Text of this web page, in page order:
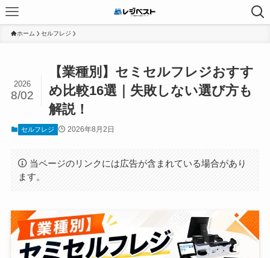
ホーム セルフレジ
【業種別】セミセルフレジおすす
め比較16選｜失敗しない選び方も
解説！
2026
8/02
セルフレジ 2026年8月2日
当ページのリンクには広告が含まれている場合があり
ます。